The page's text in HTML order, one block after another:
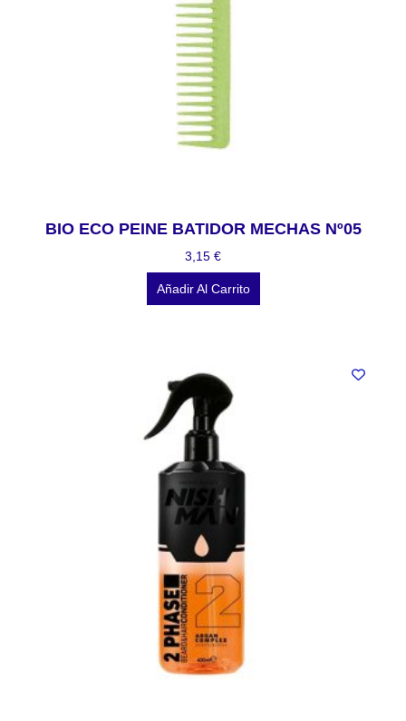
BIO ECO PEINE BATIDOR MECHAS Nº05
3,15 €
Añadir Al Carrito